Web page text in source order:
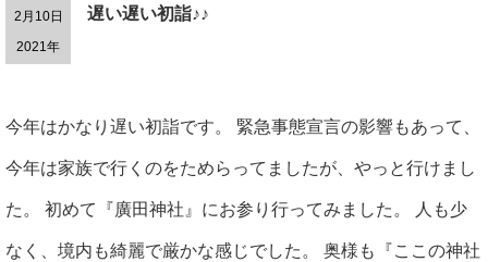
2月10日
2021年
遅い遅い初詣♪♪
今年はかなり遅い初詣です。 緊急事態宣言の影響もあって、
今年は家族で行くのをためらってましたが、やっと行けまし
た。 初めて『廣田神社』にお参り行ってみました。 人も少
なく、境内も綺麗で厳かな感じでした。 奥様も『ここの神社